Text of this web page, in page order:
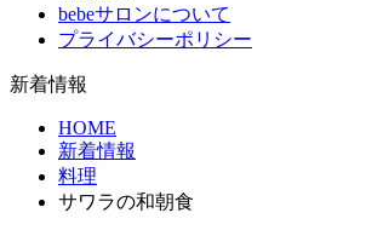
bebeサロンについて
プライバシーポリシー
新着情報
HOME
新着情報
料理
サワラの和朝食